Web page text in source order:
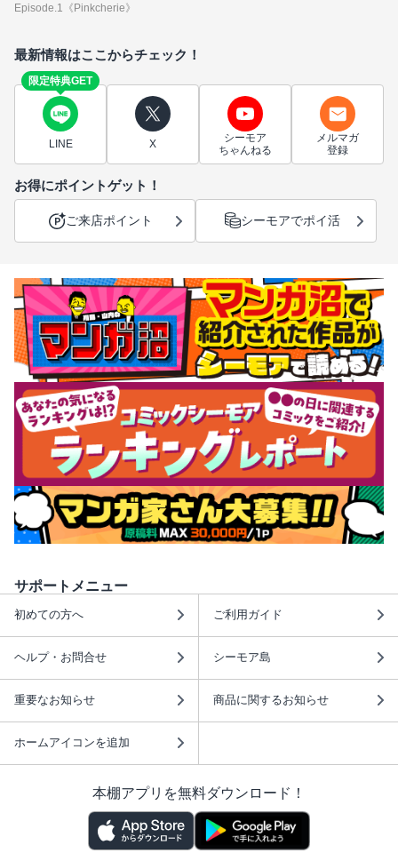
Episode.1《Pinkcherie》
最新情報はここからチェック！
限定特典GET
LINE X
シーモア
ちゃんねる
メルマガ
登録
お得にポイントゲット！
ご来店ポイント シーモアでポイ活
サポートメニュー
初めての方へ ご利用ガイド
ヘルプ・お問合せ シーモア島
重要なお知らせ 商品に関するお知らせ
ホームアイコンを追加
本棚アプリを無料ダウンロード！